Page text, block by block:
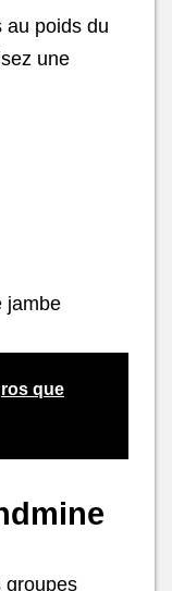
au poids du
une
jambe
que
groupes